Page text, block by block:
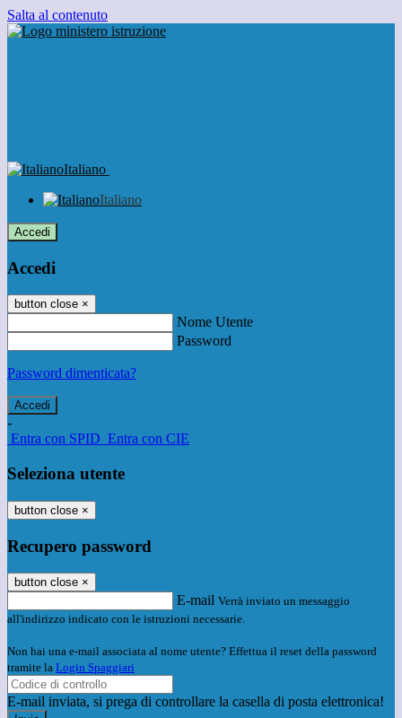
Salta al contenuto
Italiano
Italiano
Accedi
Accedi
button close ×
Nome Utente
Password
Password dimenticata?
-
Entra con SPID Entra con CIE
Seleziona utente
button close ×
Recupero password
button close ×
E-mail Verrà inviato un messaggio
all'indirizzo indicato con le istruzioni necessarie.
Non hai una e-mail associata al nome utente? Effettua il reset della password
tramite la Login Spaggiari
E-mail inviata, si prega di controllare la casella di posta elettronica!